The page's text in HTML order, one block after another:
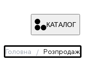
КАТАЛОГ
Головна Розпродаж